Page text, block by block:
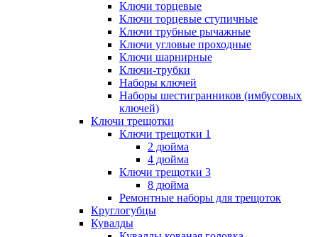
Ключи торцевые
Ключи торцевые ступичные
Ключи трубные рычажные
Ключи угловые проходные
Ключи шарнирные
Ключи-трубки
Наборы ключей
Наборы шестигранников (имбусовых
ключей)
Ключи трещотки
Ключи трещотки 1
2 дюйма
4 дюйма
Ключи трещотки 3
8 дюйма
Ремонтные наборы для трещоток
Круглогубцы
Кувалды